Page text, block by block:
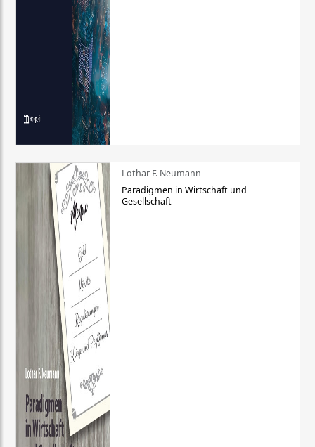
Lothar F. Neumann
Paradigmen in Wirtschaft und
Gesellschaft